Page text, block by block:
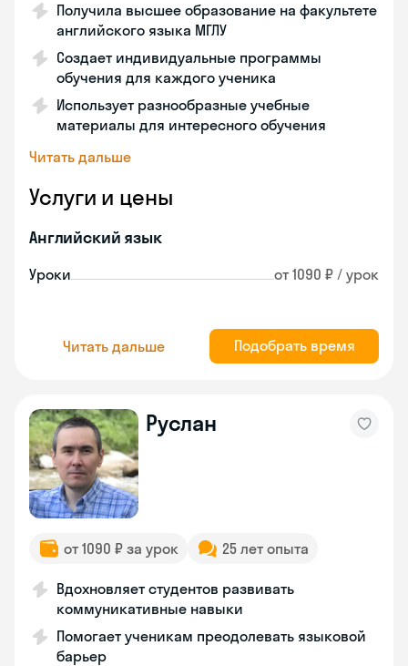
Получила высшее образование на факультете
английского языка МГЛУ
Создает индивидуальные программы
обучения для каждого ученика
Использует разнообразные учебные
материалы для интересного обучения
Читать дальше
Услуги и цены
Английский язык
Уроки от 1090 ₽ / урок
Читать дальше Подобрать время
Руслан
от 1090 ₽ за урок 25 лет опыта
Вдохновляет студентов развивать
коммуникативные навыки
Помогает ученикам преодолевать языковой
барьер